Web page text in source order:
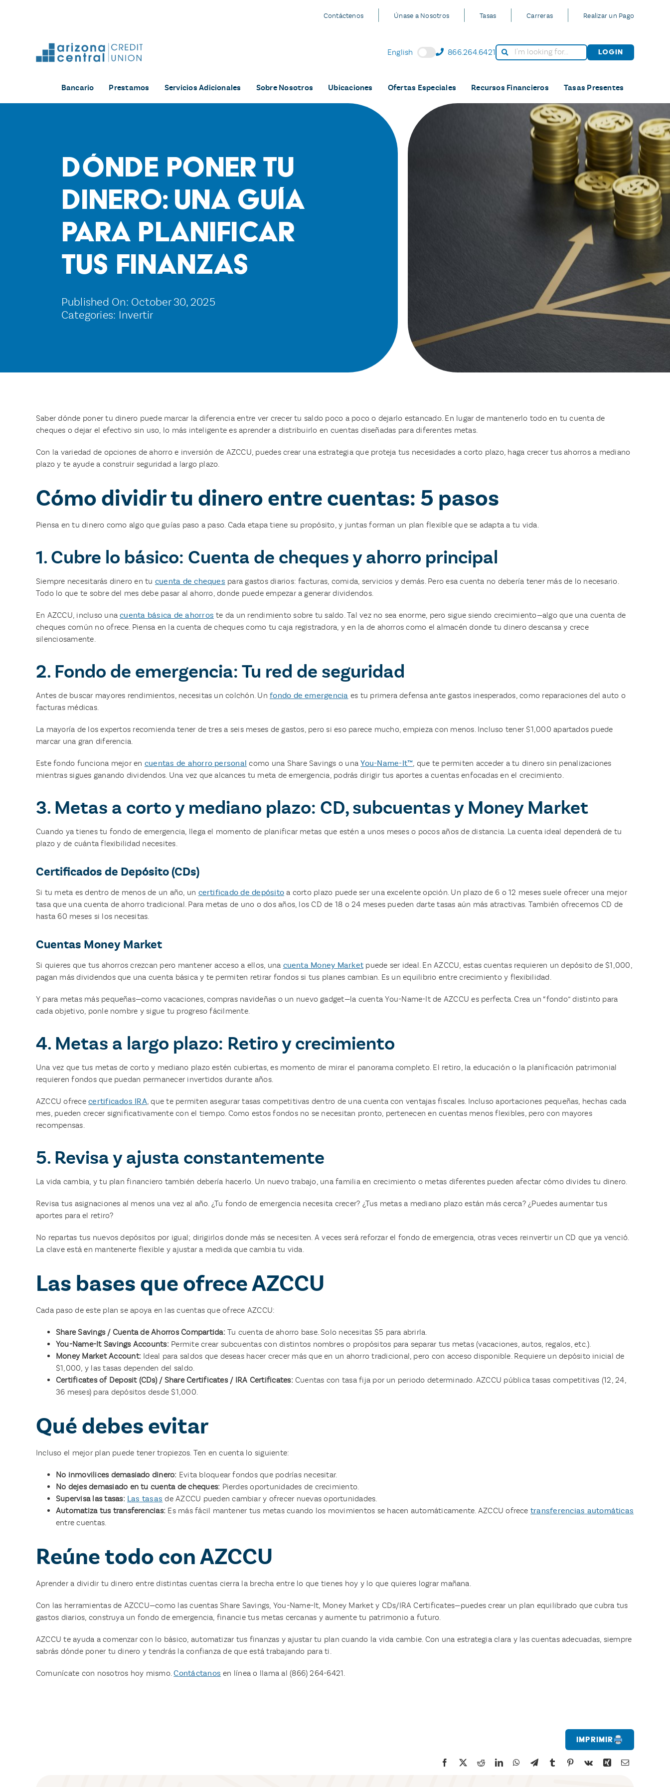
Contáctenos Únase a Nosotros Tasas Carreras Realizar un Pago
English 866.264.6421 Login
Bancario Prestamos Servicios Adicionales Sobre Nosotros Ubicaciones Ofertas Especiales Recursos Financieros Tasas Presentes
Dónde poner tu
dinero: Una guía
para planificar
tus finanzas
Published On: October 30, 2025
Categories: Invertir
Saber dónde poner tu dinero puede marcar la diferencia entre ver crecer tu saldo poco a poco o dejarlo estancado. En lugar de mantenerlo todo en tu cuenta de
cheques o dejar el efectivo sin uso, lo más inteligente es aprender a distribuirlo en cuentas diseñadas para diferentes metas.
Con la variedad de opciones de ahorro e inversión de AZCCU, puedes crear una estrategia que proteja tus necesidades a corto plazo, haga crecer tus ahorros a mediano
plazo y te ayude a construir seguridad a largo plazo.
Cómo dividir tu dinero entre cuentas: 5 pasos
Piensa en tu dinero como algo que guías paso a paso. Cada etapa tiene su propósito, y juntas forman un plan flexible que se adapta a tu vida.
1. Cubre lo básico: Cuenta de cheques y ahorro principal
Siempre necesitarás dinero en tu cuenta de cheques para gastos diarios: facturas, comida, servicios y demás. Pero esa cuenta no debería tener más de lo necesario.
Todo lo que te sobre del mes debe pasar al ahorro, donde puede empezar a generar dividendos.
En AZCCU, incluso unacuenta básica de ahorros te da un rendimiento sobre tu saldo. Tal vez no sea enorme, pero sigue siendo crecimiento—algo que una cuenta de
cheques común no ofrece. Piensa en la cuenta de cheques como tu caja registradora, y en la de ahorros como el almacén donde tu dinero descansa y crece
silenciosamente.
2. Fondo de emergencia: Tu red de seguridad
Antes de buscar mayores rendimientos, necesitas un colchón. Unfondo de emergencia es tu primera defensa ante gastos inesperados, como reparaciones del auto o
facturas médicas.
La mayoría de los expertos recomienda tener de tres a seis meses de gastos, pero si eso parece mucho, empieza con menos. Incluso tener $1,000 apartados puede
marcar una gran diferencia.
Este fondo funciona mejor en cuentas de ahorro personal como una Share Savings o unaYou-Name-It™ , que te permiten acceder a tu dinero sin penalizaciones
mientras sigues ganando dividendos. Una vez que alcances tu meta de emergencia, podrás dirigir tus aportes a cuentas enfocadas en el crecimiento.
3. Metas a corto y mediano plazo: CD, subcuentas y Money Market
Cuando ya tienes tu fondo de emergencia, llega el momento de planificar metas que estén a unos meses o pocos años de distancia. La cuenta ideal dependerá de tu
plazo y de cuánta flexibilidad necesites.
Certificados de Depósito (CDs)
Si tu meta es dentro de menos de un año, un certificado de depósito a corto plazo puede ser una excelente opción. Un plazo de 6 o 12 meses suele ofrecer una mejor
tasa que una cuenta de ahorro tradicional. Para metas de uno o dos años, los CD de 18 o 24 meses pueden darte tasas aún más atractivas. También ofrecemos CD de
hasta 60 meses si los necesitas.
Cuentas Money Market
Si quieres que tus ahorros crezcan pero mantener acceso a ellos, una cuenta Money Market puede ser ideal. En AZCCU, estas cuentas requieren un depósito de $1,000,
pagan más dividendos que una cuenta básica y te permiten retirar fondos si tus planes cambian. Es un equilibrio entre crecimiento y flexibilidad.
Y para metas más pequeñas—como vacaciones, compras navideñas o un nuevo gadget—la cuenta You-Name-It de AZCCU es perfecta. Crea un “fondo” distinto para
cada objetivo, ponle nombre y sigue tu progreso fácilmente.
4. Metas a largo plazo: Retiro y crecimiento
Una vez que tus metas de corto y mediano plazo estén cubiertas, es momento de mirar el panorama completo. El retiro, la educación o la planificación patrimonial
requieren fondos que puedan permanecer invertidos durante años.
AZCCU ofrececertificados IRA , que te permiten asegurar tasas competitivas dentro de una cuenta con ventajas fiscales. Incluso aportaciones pequeñas, hechas cada
mes, pueden crecer significativamente con el tiempo. Como estos fondos no se necesitan pronto, pertenecen en cuentas menos flexibles, pero con mayores
recompensas.
5. Revisa y ajusta constantemente
La vida cambia, y tu plan financiero también debería hacerlo. Un nuevo trabajo, una familia en crecimiento o metas diferentes pueden afectar cómo divides tu dinero.
Revisa tus asignaciones al menos una vez al año. ¿Tu fondo de emergencia necesita crecer? ¿Tus metas a mediano plazo están más cerca? ¿Puedes aumentar tus
aportes para el retiro?
No repartas tus nuevos depósitos por igual; dirigirlos donde más se necesiten. A veces será reforzar el fondo de emergencia, otras veces reinvertir un CD que ya venció.
La clave está en mantenerte flexible y ajustar a medida que cambia tu vida.
Las bases que ofrece AZCCU
Cada paso de este plan se apoya en las cuentas que ofrece AZCCU:
Share Savings / Cuenta de Ahorros Compartida: Tu cuenta de ahorro base. Solo necesitas $5 para abrirla.
You-Name-It Savings Accounts: Permite crear subcuentas con distintos nombres o propósitos para separar tus metas (vacaciones, autos, regalos, etc.).
Money Market Account: Ideal para saldos que deseas hacer crecer más que en un ahorro tradicional, pero con acceso disponible. Requiere un depósito inicial de
$1,000, y las tasas dependen del saldo.
Certificates of Deposit (CDs) / Share Certificates / IRA Certificates: Cuentas con tasa fija por un periodo determinado. AZCCU pública tasas competitivas (12, 24,
36 meses) para depósitos desde $1,000.
Qué debes evitar
Incluso el mejor plan puede tener tropiezos. Ten en cuenta lo siguiente:
No inmovilices demasiado dinero: Evita bloquear fondos que podrías necesitar.
No dejes demasiado en tu cuenta de cheques: Pierdes oportunidades de crecimiento.
Supervisa las tasas: Las tasas de AZCCU pueden cambiar y ofrecer nuevas oportunidades.
Automatiza tus transferencias: Es más fácil mantener tus metas cuando los movimientos se hacen automáticamente. AZCCU ofrece transferencias automáticas
entre cuentas.
Reúne todo con AZCCU
Aprender a dividir tu dinero entre distintas cuentas cierra la brecha entre lo que tienes hoy y lo que quieres lograr mañana.
Con las herramientas de AZCCU—como las cuentas Share Savings, You-Name-It, Money Market y CDs/IRA Certificates—puedes crear un plan equilibrado que cubra tus
gastos diarios, construya un fondo de emergencia, financie tus metas cercanas y aumente tu patrimonio a futuro.
AZCCU te ayuda a comenzar con lo básico, automatizar tus finanzas y ajustar tu plan cuando la vida cambie. Con una estrategia clara y las cuentas adecuadas, siempre
sabrás dónde poner tu dinero y tendrás la confianza de que está trabajando para ti.
Comunícate con nosotros hoy mismo.Contáctanos en línea o llama al (866) 264-6421.
Imprimir